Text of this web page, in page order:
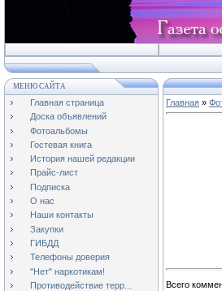
МЕНЮ САЙТА
Главная страница
Доска объявлений
Фотоальбомы
Гостевая книга
История нашей редакции
Прайс-лист
Подписка
О нас
Наши контакты
Закупки
ГИБДД
Телефоны доверия
"Нет" наркотикам!
Противодействие терр...
Главная »
Всего